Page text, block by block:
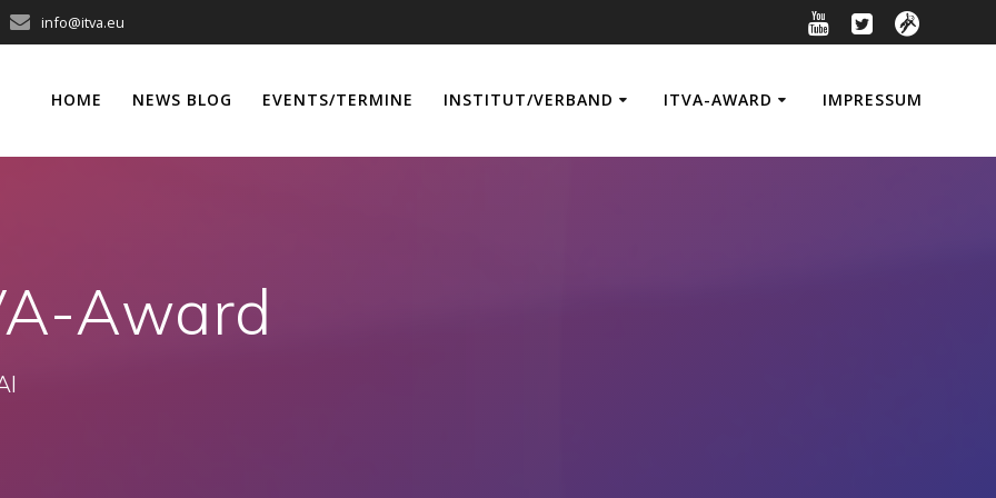
info@itva.eu
HOME NEWS BLOG EVENTS/TERMINE INSTITUT/VERBAND ITVA-AWARD IMPRESSUM
Award